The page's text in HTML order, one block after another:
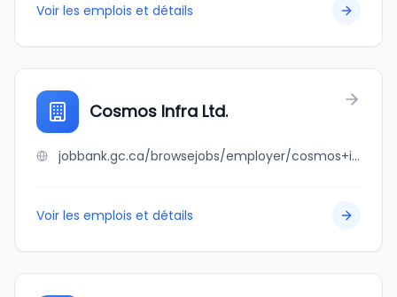
Voir les emplois et détails
Cosmos Infra Ltd.
jobbank.gc.ca/browsejobs/employer/cosmos+infra+ltd./ca
Voir les emplois et détails